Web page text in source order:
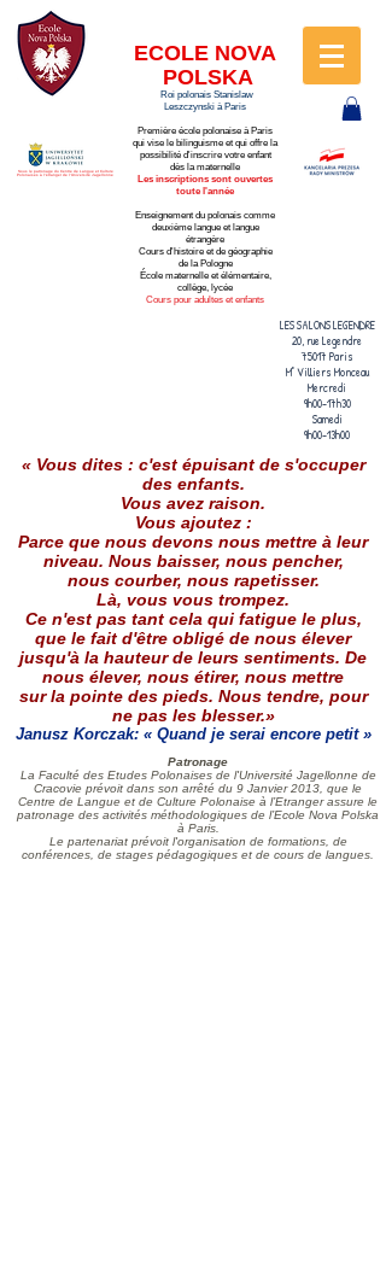
Sous le patronage du Centre de Langue et Culture
Polonaises à l'étranger de l'Université Jagellonne
ECOLE NOVA
POLSKA
Roi polonais Stanislaw
Leszczynski à Paris
Première école polonaise à Paris
qui vise le bilinguisme et qui offre la
possibilité d'inscrire votre enfant
dès la maternelle
Les inscriptions sont ouvertes
toute l'année
Enseignement du polonais comme
deuxième langue et langue
étrangère
Cours d'histoire et de géographie
de la Pologne
École maternelle et élémentaire,
collège, lycée
Cours pour adultes et enfants
LES SALONS LEGENDRE
20, rue Legendre
75017 Paris
M° Villiers Monceau
Mercredi
9h00-17h30
Samedi
9h00-13h00
« Vous dites : c'est épuisant de s'occuper
des enfants.
Vous avez raison.
Vous ajoutez :
Parce que nous devons nous mettre à leur
niveau. Nous baisser, nous pencher,
nous courber, nous rapetisser.
Là, vous vous trompez.
Ce n'est pas tant cela qui fatigue le plus,
que le fait d'être obligé de nous élever
jusqu'à la hauteur de leurs sentiments. De
nous élever, nous étirer, nous mettre
sur la pointe des pieds. Nous tendre, pour
ne pas les blesser.»
Janusz Korczak: « Quand je serai encore petit »
Patronage
La Faculté des Etudes Polonaises de l'Université Jagellonne de
Cracovie prévoit dans son arrêté du 9 Janvier 2013, que le
Centre de Langue et de Culture Polonaise à l’Etranger assure le
patronage des activités méthodologiques de l’Ecole Nova Polska
à Paris.
Le partenariat prévoit l'organisation de formations, de
conférences, de stages pédagogiques et de cours de langues.